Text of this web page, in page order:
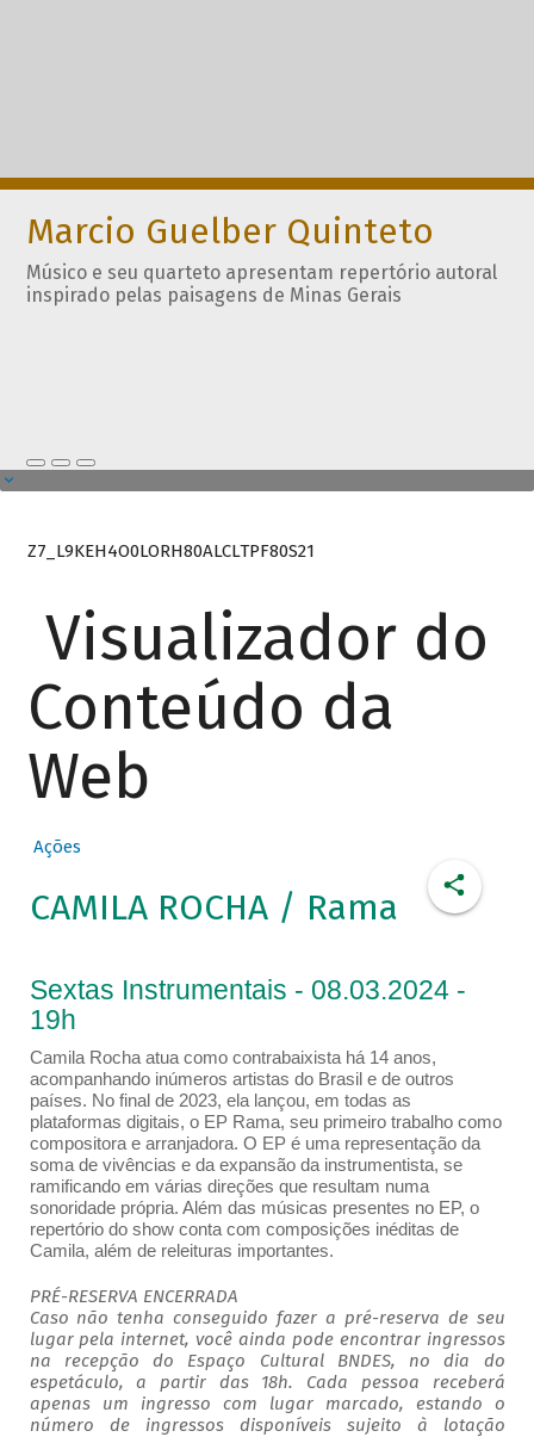
Marcio Guelber Quinteto
Músico e seu quarteto apresentam repertório autoral
inspirado pelas paisagens de Minas Gerais
Z7_L9KEH4O0LORH80ALCLTPF80S21
Visualizador do
Conteúdo da
Web
Ações
CAMILA ROCHA / Rama
Sextas Instrumentais - 08.03.2024 -
19h
Camila Rocha atua como contrabaixista há 14 anos,
acompanhando inúmeros artistas do Brasil e de outros
países. No final de 2023, ela lançou, em todas as
plataformas digitais, o EP Rama, seu primeiro trabalho como
compositora e arranjadora. O EP é uma representação da
soma de vivências e da expansão da instrumentista, se
ramificando em várias direções que resultam numa
sonoridade própria. Além das músicas presentes no EP, o
repertório do show conta com composições inéditas de
Camila, além de releituras importantes.
PRÉ-RESERVA ENCERRADA
Caso não tenha conseguido fazer a pré-reserva de seu
lugar pela internet, você ainda pode encontrar ingressos
na recepção do Espaço Cultural BNDES, no dia do
espetáculo, a partir das 18h. Cada pessoa receberá
apenas um ingresso com lugar marcado, estando o
número de ingressos disponíveis sujeito à lotação